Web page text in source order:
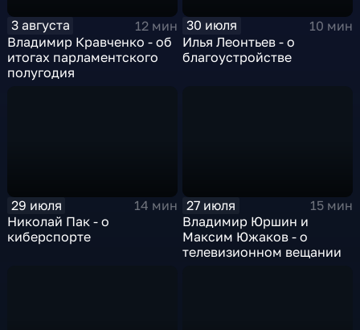
3 августа
12 мин
Владимир Кравченко - об
итогах парламентского
полугодия
30 июля
10 мин
Илья Леонтьев - о
благоустройстве
29 июля
14 мин
Николай Пак - о
киберспорте
27 июля
15 мин
Владимир Юршин и
Максим Южаков - о
телевизионном вещании